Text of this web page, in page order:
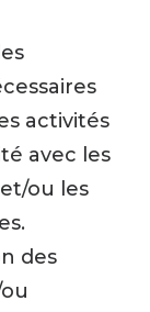
activités
avec les
ou les
des